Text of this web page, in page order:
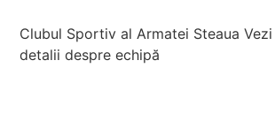
Clubul Sportiv al Armatei Steaua Vezi
detalii despre echipă